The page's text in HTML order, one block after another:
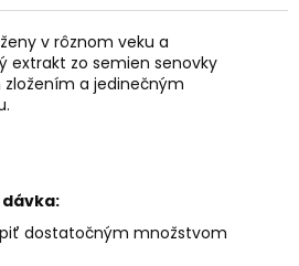
v rôznom veku a
extrakt zo semien senovky
a jedinečným
dostatočným množstvom